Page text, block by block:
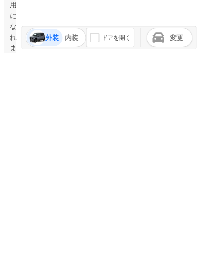
用
に
な
れ
ま
外装 内装 ドアを開く 変更